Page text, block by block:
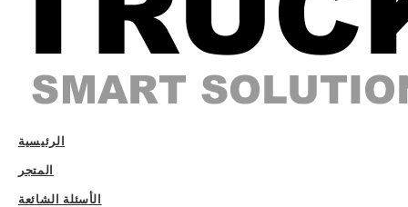
الرئيسية
المتجر
الأسئلة الشائعة